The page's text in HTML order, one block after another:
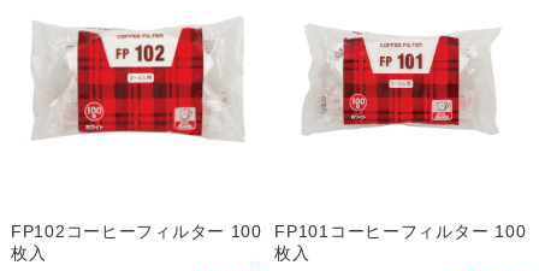
FP102コーヒーフィルター 100
枚入
FP101コーヒーフィルター 100
枚入